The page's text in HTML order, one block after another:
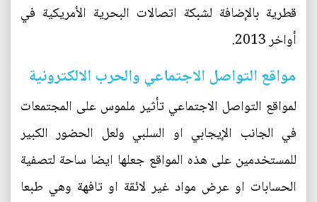
قطرية بالإضافة لشبكة اتصالات البحرية الأمريكية في
أواخر 2013.
مواقع التواصل الاجتماعي والحرب الالكترونية
لمواقع التواصل الاجتماعي تأثير ملموس على المجتمعات
في الجانب الإيجابي او السلبي ولعل الحضور الكبير
للمستخدمين على هذه المواقع جعلها ايضا ساحة لتصفية
الحسابات او عرض مواد غير لائقة او تافهة وهي طبعا